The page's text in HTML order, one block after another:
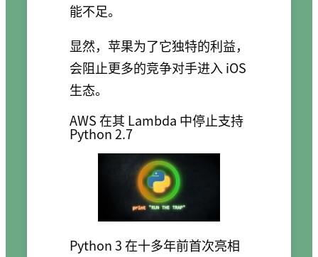
能不足。
显然，苹果为了它独特的利益，
会阻止更多的竞争对手进入 iOS
生态。
AWS 在其 Lambda 中停止支持
Python 2.7
Python 3 在十多年前首次亮相